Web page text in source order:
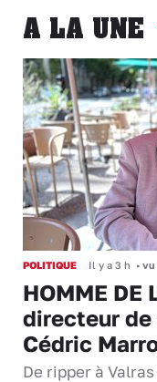
A LA UNE
POLITIQUE Il y a 3 h • vu
HOMME DE
directeur de
Cédric
De ripper à